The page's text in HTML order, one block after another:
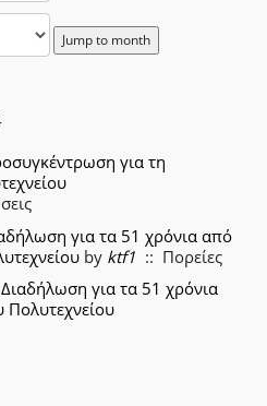
Jump to month
για τη
για τα 51 χρόνια από
by ktf1 :: Πορείες
για τα 51 χρόνια
Πολυτεχνείου